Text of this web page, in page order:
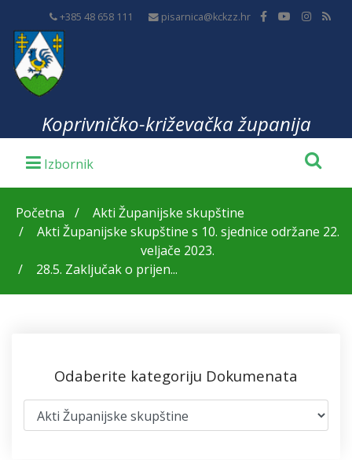
+385 48 658 111 pisarnica@kckzz.hr
Koprivničko-križevačka županija
Početna
Akti Županijske skupštine
Akti Županijske skupštine s 10. sjednice održane 22.
veljače 2023.
28.5. Zaključak o prijen...
Odaberite kategoriju Dokumenata